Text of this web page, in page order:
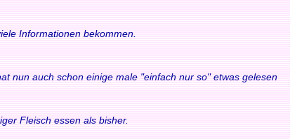
Informationen bekommen.
nun auch schon einige male "einfach nur so" etwas gelesen
Fleisch essen als bisher.